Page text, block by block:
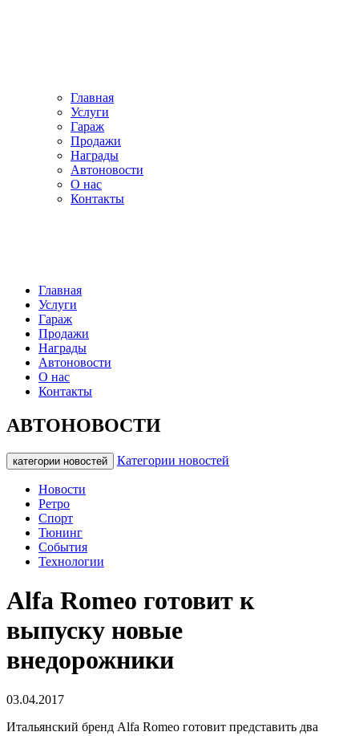
Главная
Услуги
Гараж
Продажи
Награды
Автоновости
О нас
Контакты
Главная
Услуги
Гараж
Продажи
Награды
Автоновости
О нас
Контакты
АВТОНОВОСТИ
категории новостей Категории новостей
Новости
Ретро
Спорт
Тюнинг
События
Технологии
Alfa Romeo готовит к
выпуску новые
внедорожники
03.04.2017
Итальянский бренд Alfa Romeo готовит представить два